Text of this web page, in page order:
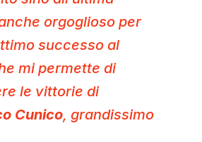
orgoglioso per
successo al
mi permette di
le vittorie di
Cunico, grandissimo